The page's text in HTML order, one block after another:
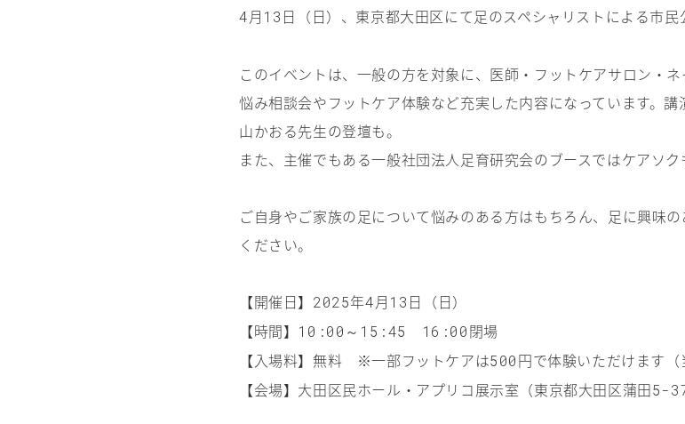
4月 13 日（日）、東京都大田区にて足のスペシャリストによる市民
このイベントは、一般の方を対象に、医師・フットケアサロン・
悩み相談会やフットケア体験など充実した内容になっています。
山かおる先生の登壇も。
また、主催でもある一般社団法人足育研究会のブースではケアソク
ご自身やご家族の足について悩みのある方はもちろん、足に興味
ください。
【開催日】 2025年4月 13 日（日）
【時間】 10:00 ～ 15:45 16:00閉場
【入場料】無料 ※一部フットケアは500円で体験いただけます（
【会場】大田区民ホール・アプリコ展示室（東京都大田区蒲田5-